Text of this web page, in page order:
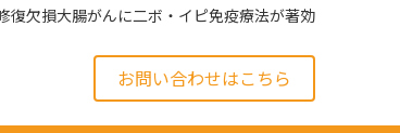
復欠損大腸がんに二ボ・イピ免疫療法が著効
お問い合わせはこちら